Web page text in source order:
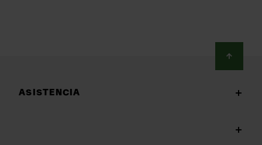
ASISTENCIA